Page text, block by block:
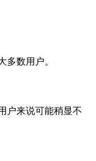
多数用户。
户来说可能稍显不